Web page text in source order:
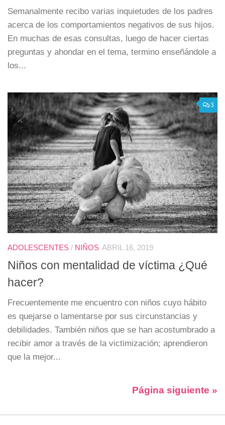
Semanalmente recibo varias inquietudes de los padres
acerca de los comportamientos negativos de sus hijos.
En muchas de esas consultas, luego de hacer ciertas
preguntas y ahondar en el tema, termino enseñándole a
los...
3
ADOLESCENTES / NIÑOS ABRIL 16, 2019
Niños con mentalidad de víctima ¿Qué
hacer?
Frecuentemente me encuentro con niños cuyo hábito
es quejarse o lamentarse por sus circunstancias y
debilidades. También niños que se han acostumbrado a
recibir amor a través de la victimización; aprendieron
que la mejor...
Página siguiente »